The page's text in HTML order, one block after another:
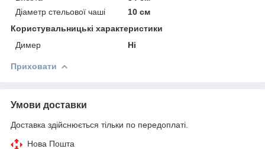
Діаметр стельової чаші
10 см
Користувальницькі характеристики
Димер
Ні
Приховати
Умови доставки
Доставка здійснюється тільки по передоплаті.
Нова Пошта